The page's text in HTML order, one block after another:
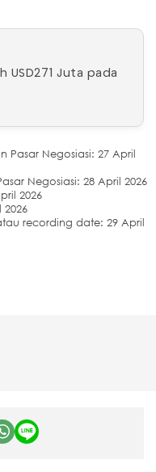
USD271 Juta pada
Pasar Negosiasi: 27 April
Negosiasi: 28 April 2026
2026
2026
recording date: 29 April